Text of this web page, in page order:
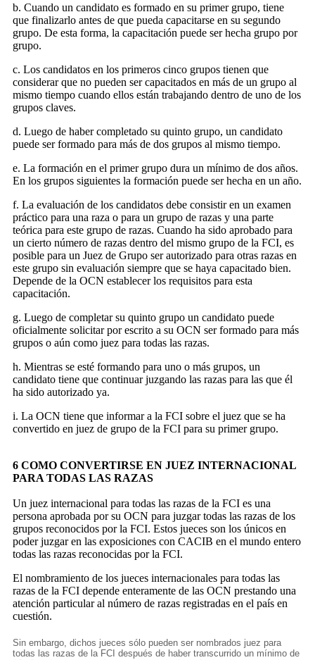
b. Cuando un candidato es formado en su primer grupo, tiene
que finalizarlo antes de que pueda capacitarse en su segundo
grupo. De esta forma, la capacitación puede ser hecha grupo por
grupo.
c. Los candidatos en los primeros cinco grupos tienen que
considerar que no pueden ser capacitados en más de un grupo al
mismo tiempo cuando ellos están trabajando dentro de uno de los
grupos claves.
d. Luego de haber completado su quinto grupo, un candidato
puede ser formado para más de dos grupos al mismo tiempo.
e. La formación en el primer grupo dura un mínimo de dos años.
En los grupos siguientes la formación puede ser hecha en un año.
f. La evaluación de los candidatos debe consistir en un examen
práctico para una raza o para un grupo de razas y una parte
teórica para este grupo de razas. Cuando ha sido aprobado para
un cierto número de razas dentro del mismo grupo de la FCI, es
posible para un Juez de Grupo ser autorizado para otras razas en
este grupo sin evaluación siempre que se haya capacitado bien.
Depende de la OCN establecer los requisitos para esta
capacitación.
g. Luego de completar su quinto grupo un candidato puede
oficialmente solicitar por escrito a su OCN ser formado para más
grupos o aún como juez para todas las razas.
h. Mientras se esté formando para uno o más grupos, un
candidato tiene que continuar juzgando las razas para las que él
ha sido autorizado ya.
i. La OCN tiene que informar a la FCI sobre el juez que se ha
convertido en juez de grupo de la FCI para su primer grupo.
6 COMO CONVERTIRSE EN JUEZ INTERNACIONAL
PARA TODAS LAS RAZAS
Un juez internacional para todas las razas de la FCI es una
persona aprobada por su OCN para juzgar todas las razas de los
grupos reconocidos por la FCI. Estos jueces son los únicos en
poder juzgar en las exposiciones con CACIB en el mundo entero
todas las razas reconocidas por la FCI.
El nombramiento de los jueces internacionales para todas las
razas de la FCI depende enteramente de las OCN prestando una
atención particular al número de razas registradas en el país en
cuestión.
Sin embargo, dichos jueces sólo pueden ser nombrados juez para
todas las razas de la FCI después de haber transcurrido un mínimo de